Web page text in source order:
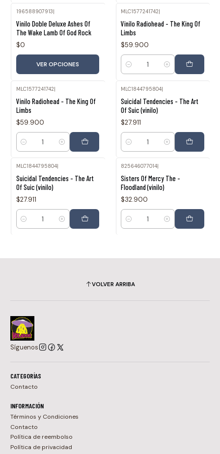
196588907913
Vinilo Doble Deluxe Ashes Of
The Wake Lamb Of God Rock
$0
VER OPCIONES
MLC1577241742
Vinilo Radiohead - The King Of
Limbs
$59.900
Cantidad
MLC1577241742|
Vinilo Radiohead - The King Of
Limbs
$59.900
Cantidad
MLC1844795804|
Suicidal Tendencies - The Art
Of Suic (vinilo)
$27.911
Cantidad
MLC1844795804|
Suicidal Tendencies - The Art
Of Suic (vinilo)
$27.911
Cantidad
825646077014
Sisters Of Mercy The -
Floodland (vinilo)
$32.900
Cantidad
VOLVER ARRIBA
Síguenos
CATEGORÍAS
Contacto
INFORMACIÓN
Términos y Condiciones
Contacto
Política de reembolso
Política de privacidad